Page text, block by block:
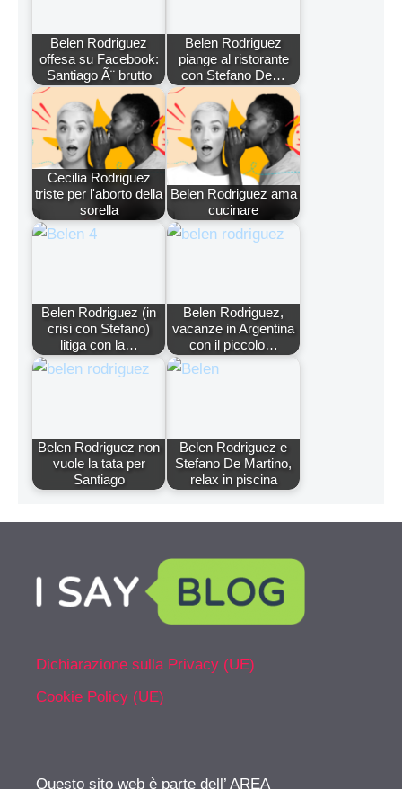
Belen Rodriguez
offesa su Facebook:
Santiago Ã¨ brutto
Belen Rodriguez
piange al ristorante
con Stefano De…
Cecilia Rodriguez
triste per l'aborto della
sorella
Belen Rodriguez ama
cucinare
Belen Rodriguez (in
crisi con Stefano)
litiga con la…
Belen Rodriguez,
vacanze in Argentina
con il piccolo…
Belen Rodriguez non
vuole la tata per
Santiago
Belen Rodriguez e
Stefano De Martino,
relax in piscina
Dichiarazione sulla Privacy (UE)
Cookie Policy (UE)
Questo sito web è parte dell’ AREA